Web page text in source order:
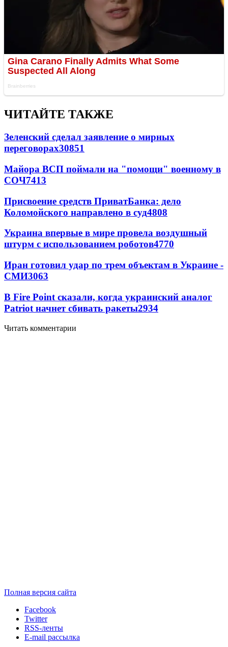
ЧИТАЙТЕ ТАКЖЕ
Зеленский сделал заявление о мирных
переговорах30851
Майора ВСП поймали на "помощи" военному в
СОЧ7413
Присвоение средств ПриватБанка: дело
Коломойского направлено в суд4808
Украина впервые в мире провела воздушный
штурм с использованием роботов4770
Иран готовил удар по трем объектам в Украине -
СМИ3063
В Fire Point сказали, когда украинский аналог
Patriot начнет сбивать ракеты2934
Читать комментарии
Полная версия сайта
Facebook
Twitter
RSS-ленты
E-mail рассылка